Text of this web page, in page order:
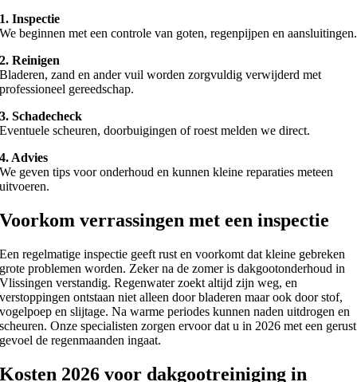
1. Inspectie
We beginnen met een controle van goten, regenpijpen en aansluitingen.
2. Reinigen
Bladeren, zand en ander vuil worden zorgvuldig verwijderd met
professioneel gereedschap.
3. Schadecheck
Eventuele scheuren, doorbuigingen of roest melden we direct.
4. Advies
We geven tips voor onderhoud en kunnen kleine reparaties meteen
uitvoeren.
Voorkom verrassingen met een inspectie
Een regelmatige inspectie geeft rust en voorkomt dat kleine gebreken
grote problemen worden. Zeker na de zomer is dakgootonderhoud in
Vlissingen verstandig. Regenwater zoekt altijd zijn weg, en
verstoppingen ontstaan niet alleen door bladeren maar ook door stof,
vogelpoep en slijtage. Na warme periodes kunnen naden uitdrogen en
scheuren. Onze specialisten zorgen ervoor dat u in 2026 met een gerust
gevoel de regenmaanden ingaat.
Kosten 2026 voor dakgootreiniging in